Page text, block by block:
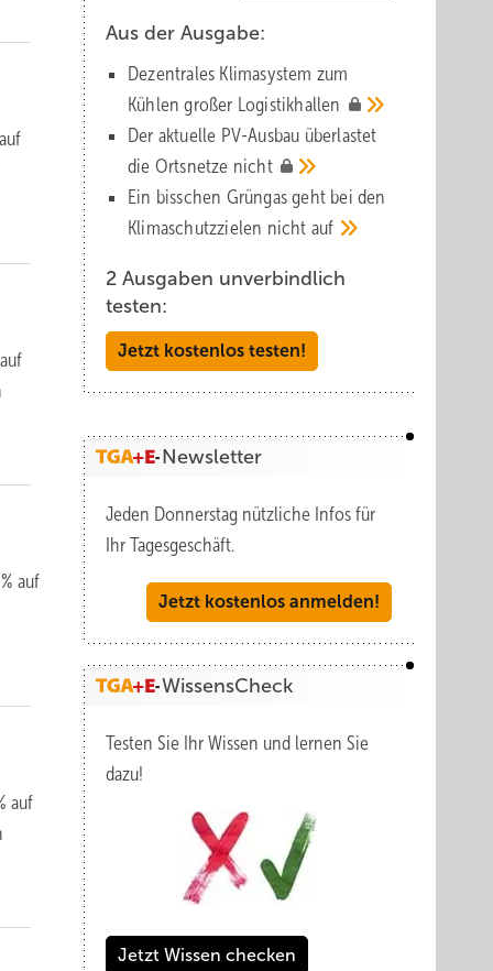
auf
auf
Aus der Ausgabe:
Dezentrales Klimasystem zum
Kühlen großer Logistik­hallen
Der aktuelle PV-Ausbau über­lastet
die Orts­netze nicht
Ein bisschen Grüngas geht bei den
Klima­schutz­zielen nicht auf
2 Ausgaben unverbindlich
testen:
Jetzt kostenlos testen!
Newsletter
Jeden Donnerstag nützliche Infos für
Ihr Tagesgeschäft.
Jetzt kostenlos anmelden!
WissensCheck
Testen Sie Ihr Wissen und lernen Sie
dazu!
Jetzt Wissen checken